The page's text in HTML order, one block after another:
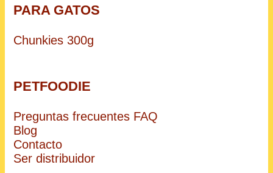
PARA GATOS
Chunkies 300g
PETFOODIE
Preguntas frecuentes FAQ
Blog
Contacto
Ser distribuidor